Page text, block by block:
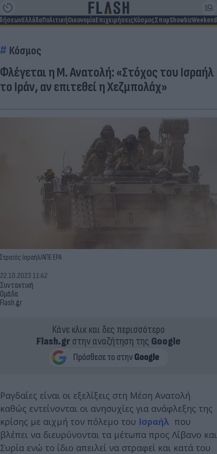
ΕλλάδαΠολιτικήΟικονομίαΕπιχειρήσειςΚόσμοςΣπορShowbizWeekend
Κόσμος
Φλέγεται η Μ. Ανατολή: «Στόχος του Ισραήλ
το Ιράν, αν επιτεθεί η Χεζμπολάχ»
Στρατός Ισραήλ/ΑΠΕ EPA
Συντακτική
Ομάδα
Flash.gr
22.10.2023 11:42
Κάνε κλικ και δες περισσότερο
Flash.grστην αναζήτηση της Google
Ραγδαίες είναι οι εξελίξεις στη Μέση Ανατολή
καθώς εντείνονται οι ανησυχίες για ανάφλεξης της
κρίσης με αιχμή τον πόλεμο του Ισραήλ που
βλέπει να διευρύνονται τα μέτωπα προς Λίβανο και
Συρία ενώ το ίδιο απειλεί να στραφεί και κατά του